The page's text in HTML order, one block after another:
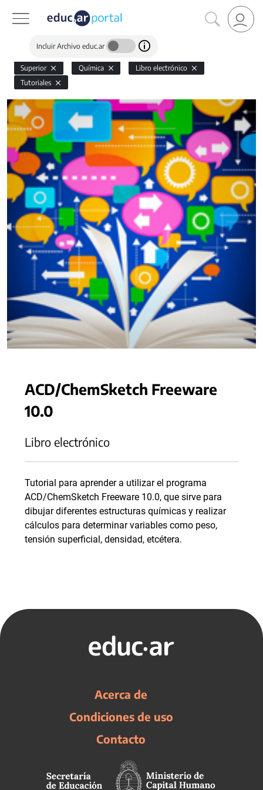
Incluir Archivo educ.ar
Superior Química
Libro electrónico
Tutoriales
ACD/ChemSketch Freeware
10.0
Libro electrónico
Tutorial para aprender a utilizar el programa
ACD/ChemSketch Freeware 10.0, que sirve para
dibujar diferentes estructuras químicas y realizar
cálculos para determinar variables como peso,
tensión superficial, densidad, etcétera.
Acerca de
Condiciones de uso
Contacto